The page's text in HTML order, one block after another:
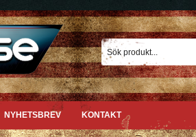
NYHETSBREV KONTAKT